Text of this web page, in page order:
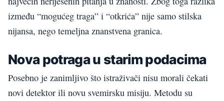
između “mogućeg traga” i “otkrića” nije samo stilska
nijansa, nego temeljna znanstvena granica.
Nova potraga u starim podacima
Posebno je zanimljivo što istraživači nisu morali čekati
novi detektor ili novu svemirsku misiju. Metodu su